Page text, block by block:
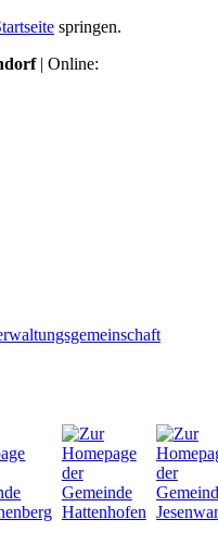
springen.
| Online: